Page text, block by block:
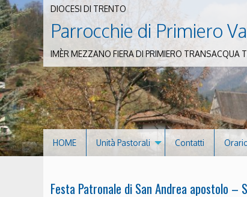
DIOCESI DI TRENTO
Parrocchie di Primiero
IMÈR MEZZANO FIERA DI PRIMIERO
HOME Unità Pastorali Contatti
Festa Patronale di San Andrea apostolo